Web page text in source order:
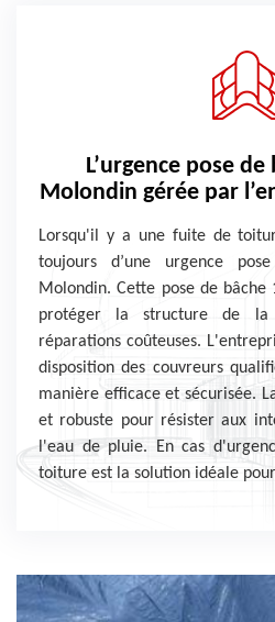
L’urgence pose
Molondin gérée par
Lorsqu'il y a une fuite de
toujours d’une urgence
Molondin. Cette pose de bâche
protéger la structure de
réparations coûteuses.
disposition des couvreurs
manière efficace et sécurisée.
et robuste pour résister aux
l'eau de pluie. En cas
toiture est la solution idéale